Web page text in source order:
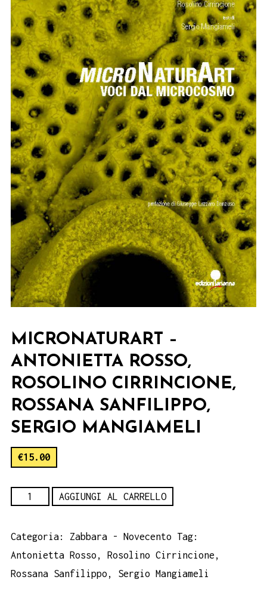
MICRONATURART –
ANTONIETTA ROSSO,
ROSOLINO CIRRINCIONE,
ROSSANA SANFILIPPO,
SERGIO MANGIAMELI
€15.00
MicroNaturArt
Antonietta
Rosso,
Rosolino
AGGIUNGI AL CARRELLO
Categoria: Zabbara - Novecento
Tag:
Antonietta Rosso , Rosolino Cirrincione ,
Rossana Sanfilippo , Sergio Mangiameli